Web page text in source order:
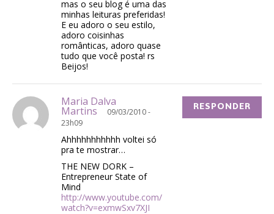
mas o seu blog é uma das
minhas leituras preferidas!
E eu adoro o seu estilo,
adoro coisinhas
românticas, adoro quase
tudo que você posta! rs
Beijos!
Maria Dalva
Martins
09/03/2010 -
23h09
Ahhhhhhhhhhh voltei só
pra te mostrar…
THE NEW DORK –
Entrepreneur State of
Mind
http://www.youtube.com/
watch?v=exmwSxv7XJI
RESPONDER